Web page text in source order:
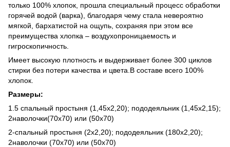
только 100% хлопок, прошла специальный процесс обработки
горячей водой (варка), благодаря чему стала невероятно
мягкой, бархатистой на ощупь, сохраняя при этом все
преимущества хлопка – воздухопроницаемость и
гигроскопичность.
Имеет высокую плотность и выдерживает более 300 циклов
стирки без потери качества и цвета.В составе всего 100%
хлопок.
Размеры:
1.5 спальный простыня (1,45х2,20); пододеяльник (1,45х2,15);
2наволочки(70х70) или (50х70)
2-спальный простыня (2х2,20); пододеяльник (180х2,20);
2наволочки (70х70) или (50х70)